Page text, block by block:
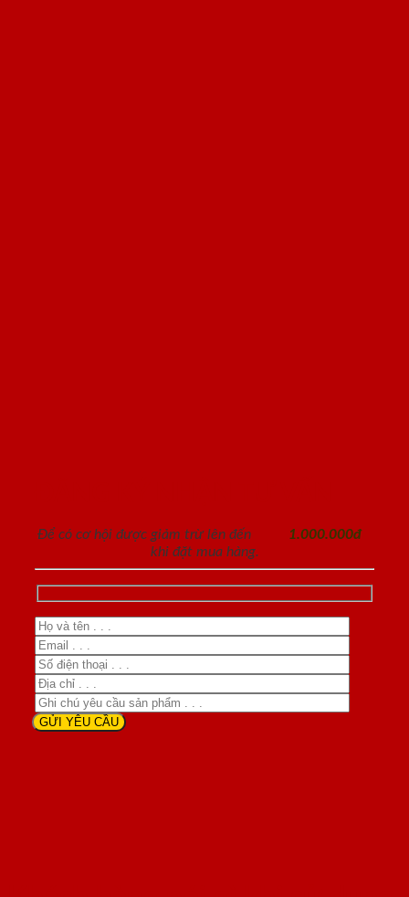
Để có cơ hội được giảm trừ lên đến
1.000.000đ
khi đặt mua hàng.